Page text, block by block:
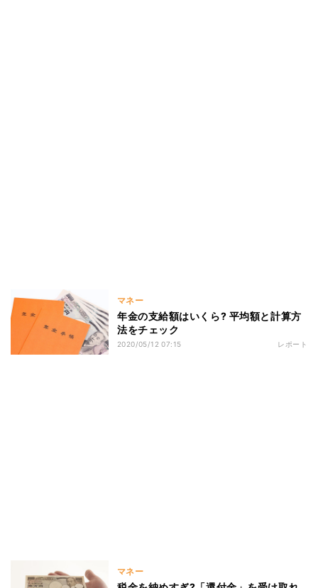
マネー
年金の支給額はいくら? 平均額と計算方
法をチェック
2020/05/12 07:15 レポート
マネー